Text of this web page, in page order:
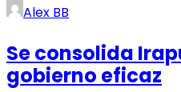
Alex BB
Se consolida
gobierno eficaz